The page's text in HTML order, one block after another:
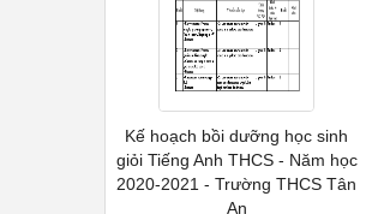
Kế hoạch bồi dưỡng học sinh
giỏi Tiếng Anh THCS - Năm học
2020-2021 - Trường THCS Tân
An